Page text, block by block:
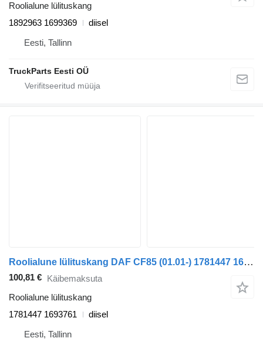
Roolialune lülituskang
1892963 1699369
diisel
Eesti, Tallinn
TruckParts Eesti OÜ
Roolialune lülituskang DAF CF85 (01.01-) 1781447 1693761 tüübi jaoks sadulveoki DAF LF45, LF55, LF180, CF65, CF75, CF85 (2001-)
100,81 € Käibemaksuta
Roolialune lülituskang
1781447 1693761
diisel
Eesti, Tallinn